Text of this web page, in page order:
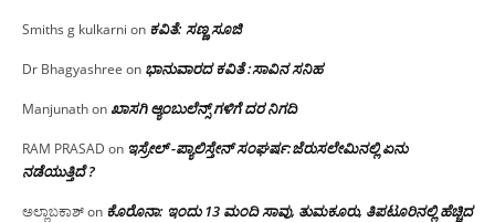
Smiths g kulkarni on ಕವಿತೆ: ಸಣ್ಣ ಸೂಜಿ
Dr Bhagyashree on ಭಾನುವಾರದ ಕವಿತೆ :ಸಾವಿನ ಸನಿಹ
Manjunathonಖಾಸಗಿ ಆ್ಯಂಬುಲೆನ್ಸ್ ಗಳಿಗೆ ದರ ನಿಗದಿ
RAM PRASAD on ಇಸ್ರೇಲ್ -ಪ್ಯಾಲಿಸ್ತೇನ್ ಸಂಘರ್ಷ:ಜೆರುಸಲೇಮಿನಲ್ಲಿ ಏನು
ನಡೆಯುತ್ತಿದೆ ?
ಅಲ್ಲಾಬಕಾಶ್on ಕೊರೊನಾ: ಇಂದು 13 ಮಂದಿ ಸಾವು, ತುಮಕೂರು, ತಿಪಟೂರಿನಲ್ಲಿ ಹೆಚ್ಚಿದ